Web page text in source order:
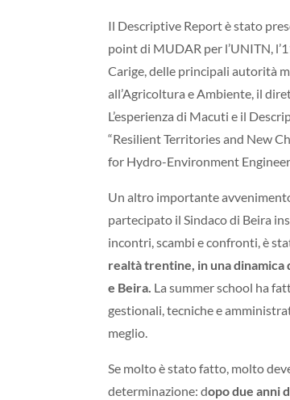
Il Descriptive Report è stato
point di MUDAR per l’UNITN,
Carige, delle principali autorità
all’Agricoltura e Ambiente, il
L’esperienza di Macuti e il
“Resilient Territories and New
for Hydro-Environment
Un altro importante
partecipato il Sindaco di Beira
incontri, scambi e confronti, è
realtà trentine, in una
e Beira. La summer school ha
gestionali, tecniche e
meglio.
Se molto è stato fatto, molto
determinazione: dopo due anni